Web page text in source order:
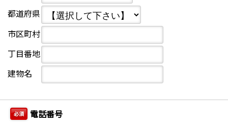
都道府県
市区町村
丁目番地
建物名
必須 電話番号